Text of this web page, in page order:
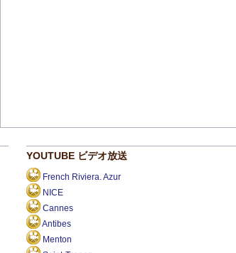
YOUTUBE ビデオ放送
French Riviera. Azur
NICE
Cannes
Antibes
Menton